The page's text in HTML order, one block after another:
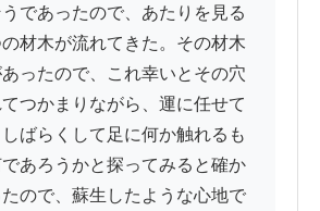
であったので、あたりを見る
材木が流れてきた。その材木
ったので、これ幸いとその穴
つかまりながら、運に任せて
ばらくして足に何か触れるも
あろうかと探ってみると確か
ので、蘇生したような心地で